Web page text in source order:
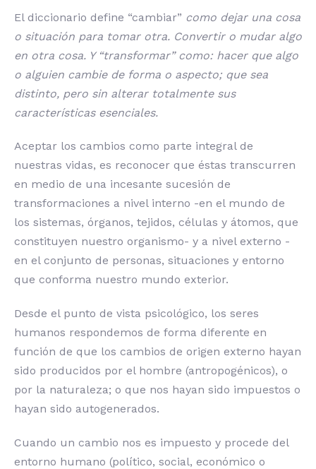
El diccionario define “cambiar” como dejar una cosa
o situación para tomar otra. Convertir o mudar algo
en otra cosa. Y “transformar” como: hacer que algo
o alguien cambie de forma o aspecto; que sea
distinto, pero sin alterar totalmente sus
características esenciales.
Aceptar los cambios como parte integral de
nuestras vidas, es reconocer que éstas transcurren
en medio de una incesante sucesión de
transformaciones a nivel interno -en el mundo de
los sistemas, órganos, tejidos, células y átomos, que
constituyen nuestro organismo- y a nivel externo -
en el conjunto de personas, situaciones y entorno
que conforma nuestro mundo exterior.
Desde el punto de vista psicológico, los seres
humanos respondemos de forma diferente en
función de que los cambios de origen externo hayan
sido producidos por el hombre (antropogénicos), o
por la naturaleza; o que nos hayan sido impuestos o
hayan sido autogenerados.
Cuando un cambio nos es impuesto y procede del
entorno humano (político, social, económico o